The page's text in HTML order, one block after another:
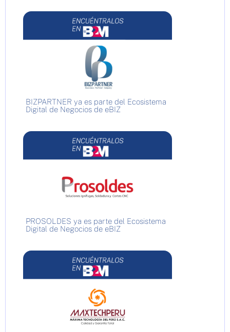
BIZPARTNER ya es parte del Ecosistema
Digital de Negocios de eBIZ
PROSOLDES ya es parte del Ecosistema
Digital de Negocios de eBIZ